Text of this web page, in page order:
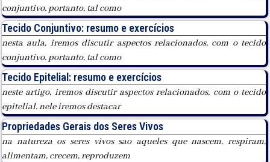
conjuntivo. portanto, tal como
Tecido Conjuntivo: resumo e exercícios
nesta aula, iremos discutir aspectos relacionados, com o tecido
conjuntivo. portanto, tal como
Tecido Epitelial: resumo e exercícios
neste artigo, iremos discutir aspectos relacionados, com o tecido
epitelial. nele iremos destacar
Propriedades Gerais dos Seres Vivos
na natureza os seres vivos sao aqueles que nascem, respiram,
alimentam, crecem, reproduzem